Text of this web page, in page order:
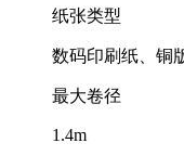
纸张类型
数码印刷纸、铜
最大卷径
1.4m